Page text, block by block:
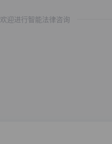
欢迎进行智能法律咨询